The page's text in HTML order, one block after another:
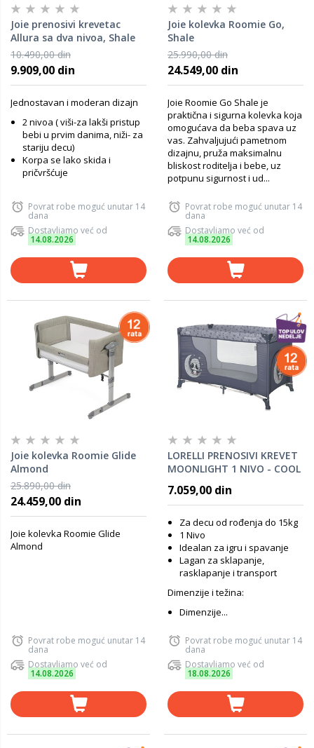
Joie prenosivi krevetac
Allura sa dva nivoa, Shale
10.490,00 din
9.909,00 din
Jednostavan i moderan dizajn
2 nivoa ( viši-za lakši pristup
bebi u prvim danima, niži- za
stariju decu)
Korpa se lako skida i
pričvršćuje
Povrat robe moguć unutar 14
dana
Dostavljamo već od
14.08.2026
Joie kolevka Roomie Go,
Shale
25.990,00 din
24.549,00 din
Joie Roomie Go Shale je
praktična i sigurna kolevka koja
omogućava da beba spava uz
vas. Zahvaljujući pametnom
dizajnu, pruža maksimalnu
bliskost roditelja i bebe, uz
potpunu sigurnost i ud...
Povrat robe moguć unutar 14
dana
Dostavljamo već od
14.08.2026
Joie kolevka Roomie Glide
Almond
25.890,00 din
24.459,00 din
Joie kolevka Roomie Glide
Almond
Povrat robe moguć unutar 14
dana
Dostavljamo već od
14.08.2026
LORELLI PRENOSIVI KREVET
MOONLIGHT 1 NIVO - COOL
7.059,00 din
Za decu od rođenja do 15kg
1 Nivo
Idealan za igru i spavanje
Lagan za sklapanje,
rasklapanje i transport
Dimenzije i težina:
Dimenzije...
Povrat robe moguć unutar 14
dana
Dostavljamo već od
18.08.2026